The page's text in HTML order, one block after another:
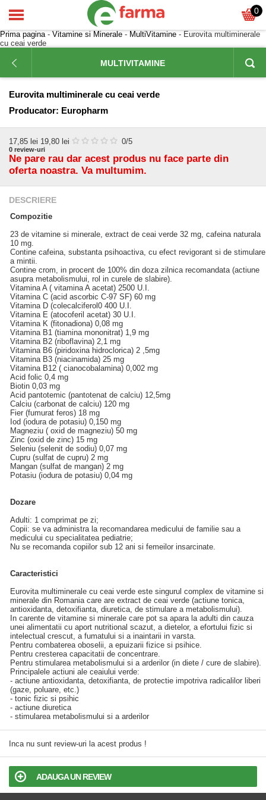
0
Prima pagina- Vitamine si Minerale - MultiVitamine - Eurovita multiminerale
cu ceai verde
MULTIVITAMINE
Eurovita multiminerale cu ceai verde
Producator: Europharm
17,85 lei 19,80 lei 0/5
0 review-uri
Ne pare rau dar acest produs nu face parte din
oferta noastra. Va multumim.
DESCRIERE
Compozitie
23 de vitamine si minerale, extract de ceai verde 32 mg, cafeina naturala
10 mg.
Contine cafeina, substanta psihoactiva, cu efect revigorant si de stimulare
a mintii.
Contine crom, in procent de 100% din doza zilnica recomandata (actiune
asupra metabolismului, rol in curele de slabire).
Vitamina A ( vitamina A acetat) 2500 U.I.
Vitamina C (acid ascorbic C-97 SF) 60 mg
Vitamina D (colecalciferol0 400 U.I.
Vitamina E (atocoferil acetat) 30 U.I.
Vitamina K (fitonadiona) 0,08 mg
Vitamina B1 (tiamina mononitrat) 1,9 mg
Vitamina B2 (riboflavina) 2,1 mg
Vitamina B6 (piridoxina hidroclorica) 2 ,5mg
Vitamina B3 (niacinamida) 25 mg
Vitamina B12 ( cianocobalamina) 0,002 mg
Acid folic 0,4 mg
Biotin 0,03 mg
Acid pantotemic (pantotenat de calciu) 12,5mg
Calciu (carbonat de calciu) 120 mg
Fier (fumurat feros) 18 mg
Iod (iodura de potasiu) 0,150 mg
Magneziu ( oxid de magneziu) 50 mg
Zinc (oxid de zinc) 15 mg
Seleniu (selenit de sodiu) 0,07 mg
Cupru (sulfat de cupru) 2 mg
Mangan (sulfat de mangan) 2 mg
Potasiu (iodura de potasiu) 0,04 mg
Dozare
Adulti: 1 comprimat pe zi;
Copii: se va administra la recomandarea medicului de familie sau a
medicului cu specialitatea pediatrie;
Nu se recomanda copiilor sub 12 ani si femeilor insarcinate.
Caracteristici
Eurovita multiminerale cu ceai verde este singurul complex de vitamine si
minerale din Romania care are extract de ceai verde (actiune tonica,
antioxidanta, detoxifianta, diuretica, de stimulare a metabolismului).
In carente de vitamine si minerale care pot sa apara la adulti din cauza
unei alimentatii cu aport nutritional scazut, a dietelor, a efortului fizic si
intelectual crescut, a fumatului si a inaintarii in varsta.
Pentru combaterea oboselii, a epuizarii fizice si psihice.
Pentru cresterea capacitatii de concentrare.
Pentru stimularea metabolismului si a arderilor (in diete / cure de slabire).
Principalele actiuni ale ceaiului verde:
- actiune antioxidanta, detoxifianta, de protectie impotriva radicalilor liberi
(gaze, poluare, etc.)
- tonic fizic si psihic
- actiune diuretica
- stimularea metabolismului si a arderilor
Inca nu sunt review-uri la acest produs !
ADAUGA UN REVIEW